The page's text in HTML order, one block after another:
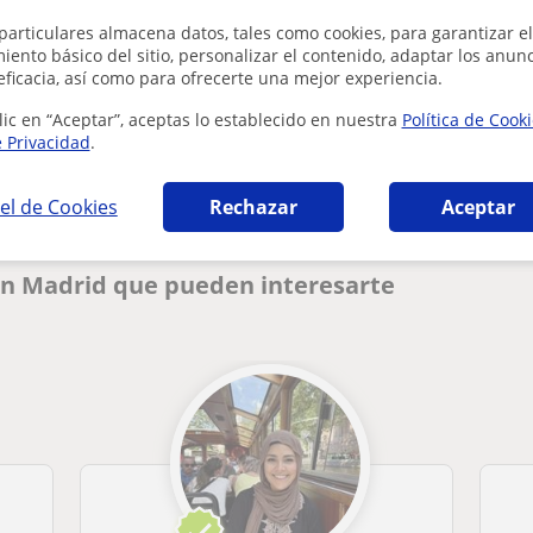
almacena datos, tales como cookies, para garantizar el
básico del sitio, personalizar el contenido, adaptar los
así como para ofrecerte una mejor experiencia.
en “Aceptar”, aceptas lo establecido en nuestra Política de
Privacidad.
de Cookies Rechazar Aceptar
¿Hay algún error en este perfil?Cuéntanos
Madrid que pueden interesarte